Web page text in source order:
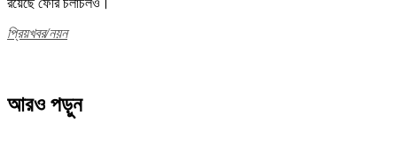
রয়েছে ফেরি চলাচলও।
প্রিয়খবর/নয়ন
আরও পড়ুন